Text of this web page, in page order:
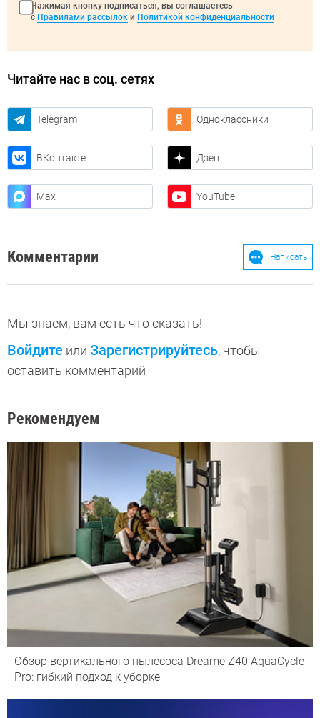
Нажимая кнопку подписаться, вы соглашаетесь
с Правилами рассылок и Политикой конфиденциальности
Читайте нас в соц. сетях
Telegram Одноклассники
ВКонтакте Дзен
Max YouTube
Комментарии Написать
Мы знаем, вам есть что сказать!
Войдите или Зарегистрируйтесь, чтобы
оставить комментарий
Рекомендуем
Обзор вертикального пылесоса Dreame Z40 AquaCycle
Pro: гибкий подход к уборке